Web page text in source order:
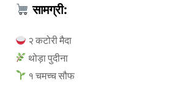
सामग्री:
२ कटोरी मैदा
थोड़ा पुदीना
१ चमच्च सौफ